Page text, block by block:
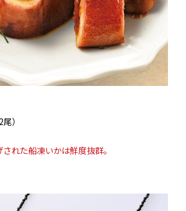
尾）
れた船凍いかは鮮度抜群。